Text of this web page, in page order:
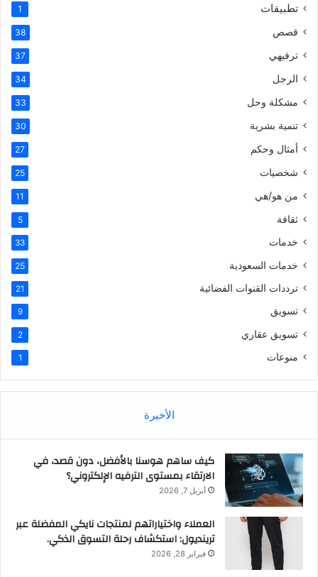
تطبيقات 1
قصص 38
ترفيهي 37
الرجل 34
مشكلة وحل 33
تنمية بشرية 30
أمثال وحكم 27
شخصيات 25
من هو/هي 11
ثقافة 5
خدمات 33
خدمات السعودية 25
ترددات القنوات الفضائية 21
تسويق 9
تسويق عقاري 2
منوعات 1
الأخيرة
كيف ساهم هوسنا بالأفضل، دون قصد، في
الارتقاء بمستوى الترفيه الإلكتروني؟
أبريل 7, 2026
العملاء واختياراتهم لمنتجات نايكي المفضلة عبر
ترينديول: استكشاف رحلة التسوق الذكي.
فبراير 28, 2026